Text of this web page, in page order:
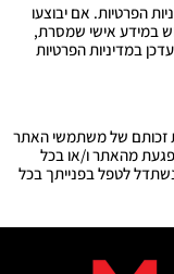
הפרטיות. אם יבוצעו
במידע אישי שמסרת,
במדיניות הפרטיות
זכותם של משתמשי האתר
מהאתר ו/או בכל
לטפל בפנייתך בכל